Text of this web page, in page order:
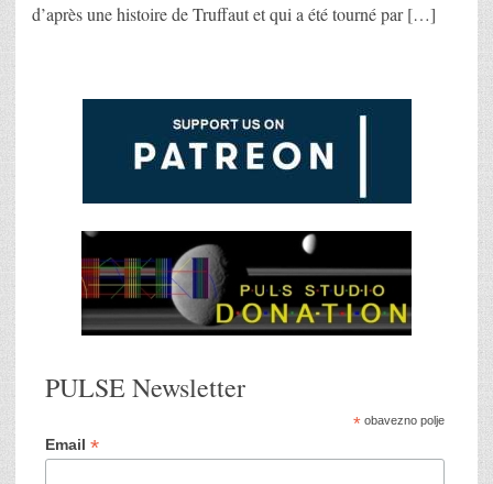
d’après une histoire de Truffaut et qui a été tourné par […]
PULSE Newsletter
*obavezno polje
Email *